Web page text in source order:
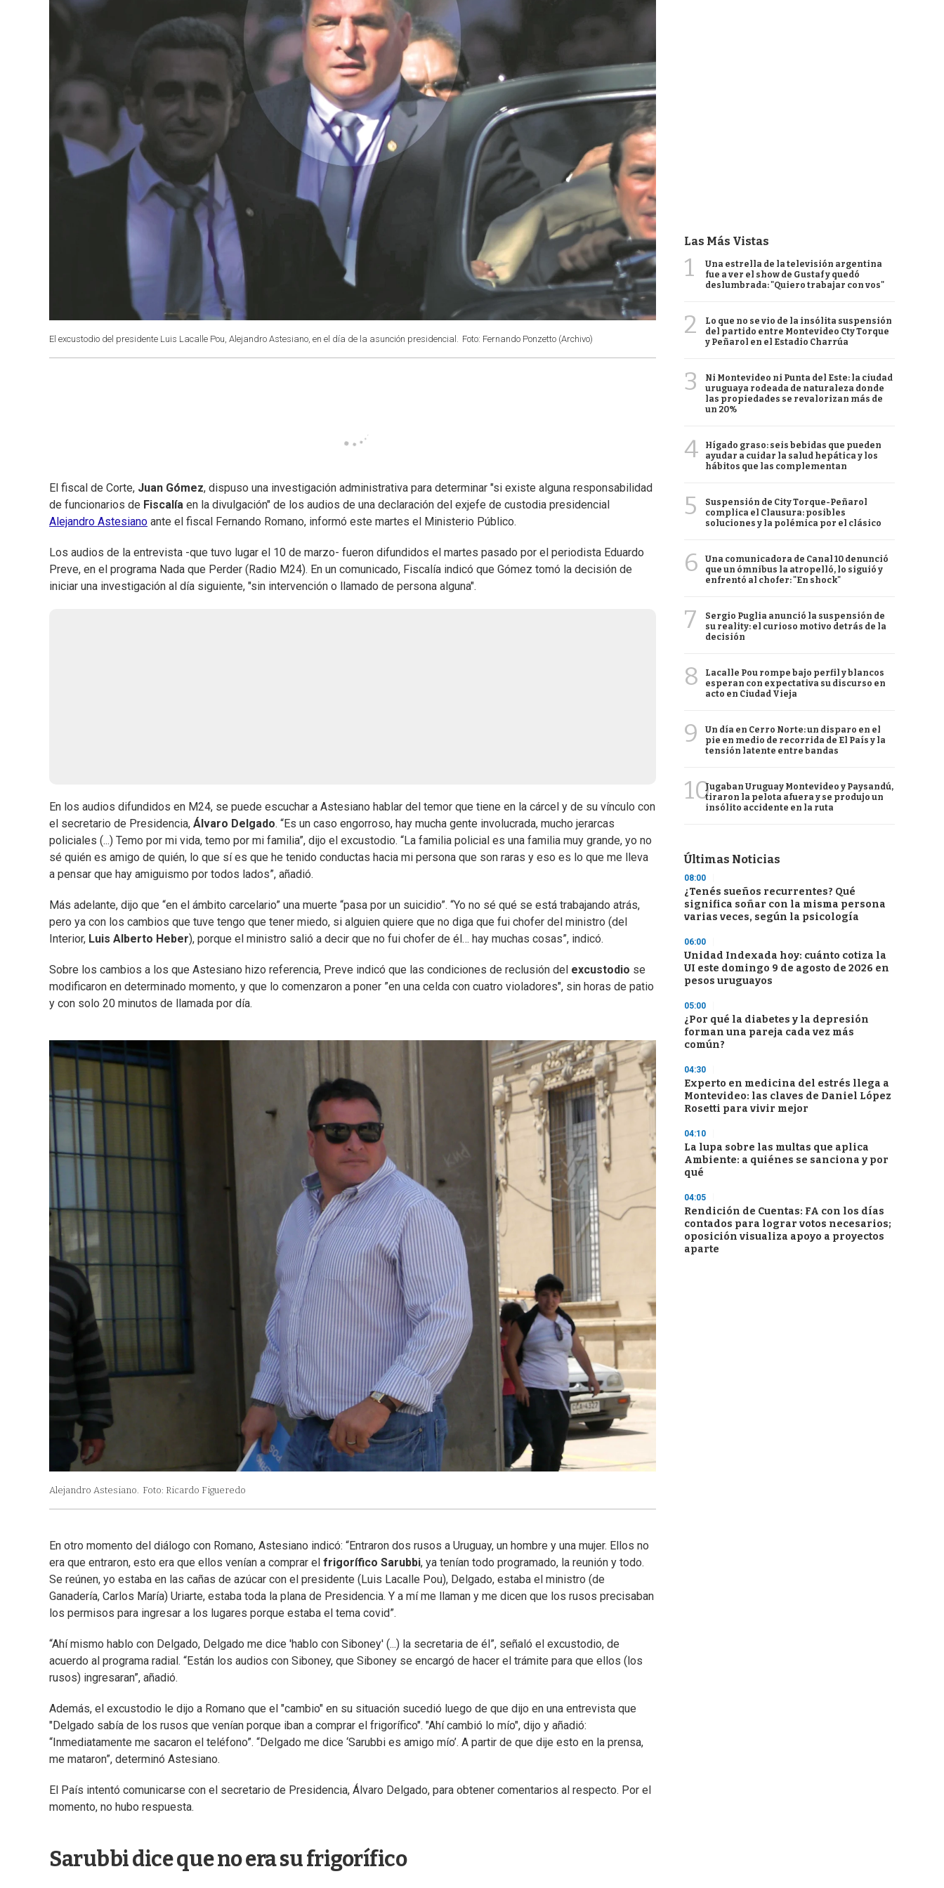
El excustodio del presidente Luis Lacalle Pou, Alejandro Astesiano, en el día de la asunción presidencial. Foto: Fernando Ponzetto (Archivo)
El fiscal de Corte, Juan Gómez, dispuso una investigación administrativa para determinar "si existe alguna responsabilidad
de funcionarios de Fiscalía en la divulgación" de los audios de una declaración del exjefe de custodia presidencial
Alejandro Astesiano ante el fiscal Fernando Romano, informó este martes el Ministerio Público.
Los audios de la entrevista -que tuvo lugar el 10 de marzo- fueron difundidos el martes pasado por el periodista Eduardo
Preve, en el programa Nada que Perder (Radio M24). En un comunicado, Fiscalía indicó que Gómez tomó la decisión de
iniciar una investigación al día siguiente, "sin intervención o llamado de persona alguna".
En los audios difundidos en M24, se puede escuchar a Astesiano hablar del temor que tiene en la cárcel y de su vínculo con
el secretario de Presidencia, Álvaro Delgado. “Es un caso engorroso, hay mucha gente involucrada, mucho jerarcas
policiales (...) Temo por mi vida, temo por mi familia”, dijo el excustodio. “La familia policial es una familia muy grande, yo no
sé quién es amigo de quién, lo que sí es que he tenido conductas hacia mi persona que son raras y eso es lo que me lleva
a pensar que hay amiguismo por todos lados”, añadió.
Más adelante, dijo que “en el ámbito carcelario” una muerte “pasa por un suicidio”. “Yo no sé qué se está trabajando atrás,
pero ya con los cambios que tuve tengo que tener miedo, si alguien quiere que no diga que fui chofer del ministro (del
Interior, Luis Alberto Heber), porque el ministro salió a decir que no fui chofer de él… hay muchas cosas”, indicó.
Sobre los cambios a los que Astesiano hizo referencia, Preve indicó que las condiciones de reclusión del excustodio se
modificaron en determinado momento, y que lo comenzaron a poner ”en una celda con cuatro violadores", sin horas de patio
y con solo 20 minutos de llamada por día.
Alejandro Astesiano. Foto: Ricardo Figueredo
En otro momento del diálogo con Romano, Astesiano indicó: “Entraron dos rusos a Uruguay, un hombre y una mujer. Ellos no
era que entraron, esto era que ellos venían a comprar el frigorífico Sarubbi, ya tenían todo programado, la reunión y todo.
Se reúnen, yo estaba en las cañas de azúcar con el presidente (Luis Lacalle Pou), Delgado, estaba el ministro (de
Ganadería, Carlos María) Uriarte, estaba toda la plana de Presidencia. Y a mí me llaman y me dicen que los rusos precisaban
los permisos para ingresar a los lugares porque estaba el tema covid”.
“Ahí mismo hablo con Delgado, Delgado me dice 'hablo con Siboney' (...) la secretaria de él”, señaló el excustodio, de
acuerdo al programa radial. “Están los audios con Siboney, que Siboney se encargó de hacer el trámite para que ellos (los
rusos) ingresaran”, añadió.
Además, el excustodio le dijo a Romano que el "cambio" en su situación sucedió luego de que dijo en una entrevista que
"Delgado sabía de los rusos que venían porque iban a comprar el frigorífico". "Ahí cambió lo mío", dijo y añadió:
“Inmediatamente me sacaron el teléfono”. “Delgado me dice ‘Sarubbi es amigo mío’. A partir de que dije esto en la prensa,
me mataron”, determinó Astesiano.
El País intentó comunicarse con el secretario de Presidencia, Álvaro Delgado, para obtener comentarios al respecto. Por el
momento, no hubo respuesta.
Sarubbi dice que no era su frigorífico
Las Más Vistas
1
Una estrella de la televisión argentina
fue a ver el show de Gustaf y quedó
deslumbrada: "Quiero trabajar con vos"
2
Lo que no se vio de la insólita suspensión
del partido entre Montevideo Cty Torque
y Peñarol en el Estadio Charrúa
3
Ni Montevideo ni Punta del Este: la ciudad
uruguaya rodeada de naturaleza donde
las propiedades se revalorizan más de
un 20%
4
Hígado graso: seis bebidas que pueden
ayudar a cuidar la salud hepática y los
hábitos que las complementan
5
Suspensión de City Torque-Peñarol
complica el Clausura: posibles
soluciones y la polémica por el clásico
6
Una comunicadora de Canal 10 denunció
que un ómnibus la atropelló, lo siguió y
enfrentó al chofer: "En shock"
7
Sergio Puglia anunció la suspensión de
su reality: el curioso motivo detrás de la
decisión
8
Lacalle Pou rompe bajo perfil y blancos
esperan con expectativa su discurso en
acto en Ciudad Vieja
9
Un día en Cerro Norte: un disparo en el
pie en medio de recorrida de El País y la
tensión latente entre bandas
10Jugaban Uruguay Montevideo y Paysandú,
tiraron la pelota afuera y se produjo un
insólito accidente en la ruta
Últimas Noticias
08:00
¿Tenés sueños recurrentes? Qué
significa soñar con la misma persona
varias veces, según la psicología
06:00
Unidad Indexada hoy: cuánto cotiza la
UI este domingo 9 de agosto de 2026 en
pesos uruguayos
05:00
¿Por qué la diabetes y la depresión
forman una pareja cada vez más
común?
04:30
Experto en medicina del estrés llega a
Montevideo: las claves de Daniel López
Rosetti para vivir mejor
04:10
La lupa sobre las multas que aplica
Ambiente: a quiénes se sanciona y por
qué
04:05
Rendición de Cuentas: FA con los días
contados para lograr votos necesarios;
oposición visualiza apoyo a proyectos
aparte